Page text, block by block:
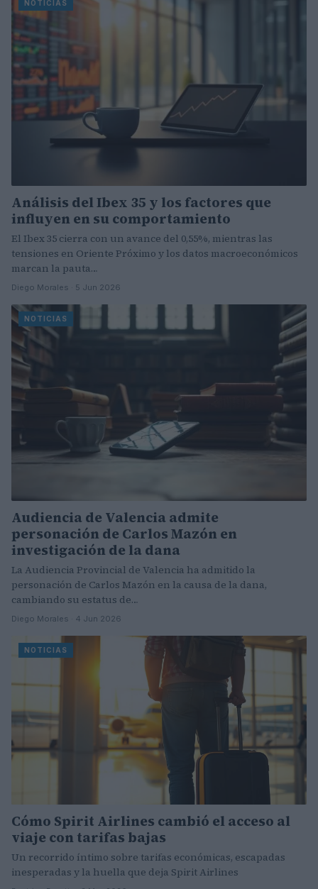
NOTICIAS
Análisis del Ibex 35 y los factores que
influyen en su comportamiento
El Ibex 35 cierra con un avance del 0,55%, mientras las
tensiones en Oriente Próximo y los datos macroeconómicos
marcan la pauta…
Diego Morales · 5 Jun 2026
NOTICIAS
Audiencia de Valencia admite
personación de Carlos Mazón en
investigación de la dana
La Audiencia Provincial de Valencia ha admitido la
personación de Carlos Mazón en la causa de la dana,
cambiando su estatus de…
Diego Morales · 4 Jun 2026
NOTICIAS
Cómo Spirit Airlines cambió el acceso al
viaje con tarifas bajas
Un recorrido íntimo sobre tarifas económicas, escapadas
inesperadas y la huella que deja Spirit Airlines